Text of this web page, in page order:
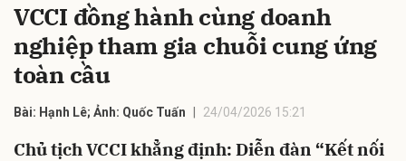
VCCI đồng hành cùng doanh
nghiệp tham gia chuỗi cung ứng
toàn cầu
Bài: Hạnh Lê; Ảnh: Quốc Tuấn 24/04/2026 15:21
Chủ tịch VCCI khẳng định: Diễn đàn “Kết nối
Hủy